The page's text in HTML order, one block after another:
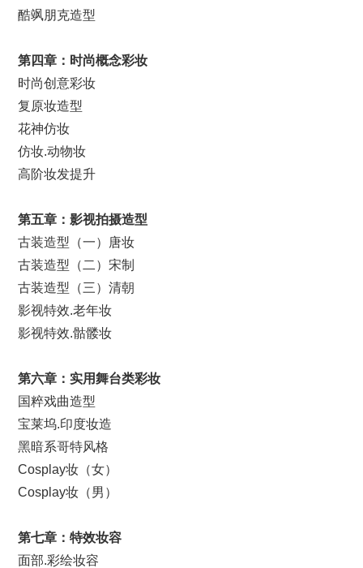
酷飒朋克造型
第四章：时尚概念彩妆
时尚创意彩妆
复原妆造型
花神仿妆
仿妆.动物妆
高阶妆发提升
第五章：影视拍摄造型
古装造型（一）唐妆
古装造型（二）宋制
古装造型（三）清朝
影视特效.老年妆
影视特效.骷髅妆
第六章：实用舞台类彩妆
国粹戏曲造型
宝莱坞.印度妆造
黑暗系哥特风格
Cosplay妆（女）
Cosplay妆（男）
第七章：特效妆容
面部.彩绘妆容